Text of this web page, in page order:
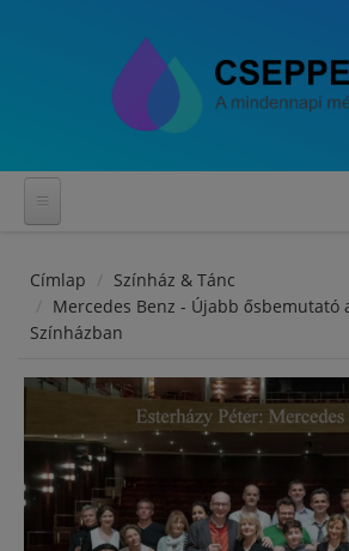
Címlap
Színház & Tánc
Mercedes Benz - Újabb ősbemutató
Színházban